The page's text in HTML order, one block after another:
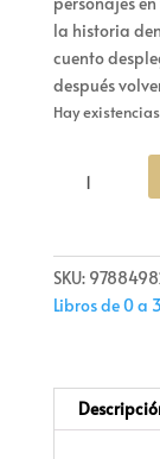
la historia
cuento
después
Hay existencias
TRES
-3AÑOS
cantidad
SKU:
Libros de 0 a